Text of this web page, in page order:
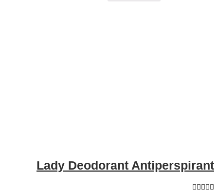
Lady Deodorant Antiperspirant